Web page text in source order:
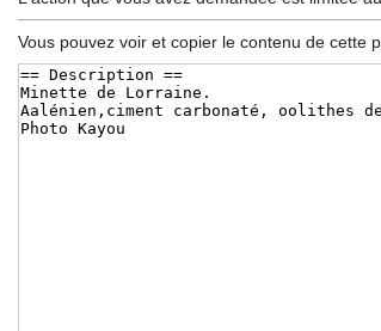
Vous pouvez voir et copier le contenu de cette